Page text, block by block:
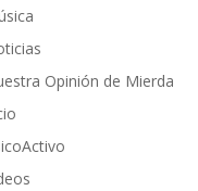
Opinión de Mierda